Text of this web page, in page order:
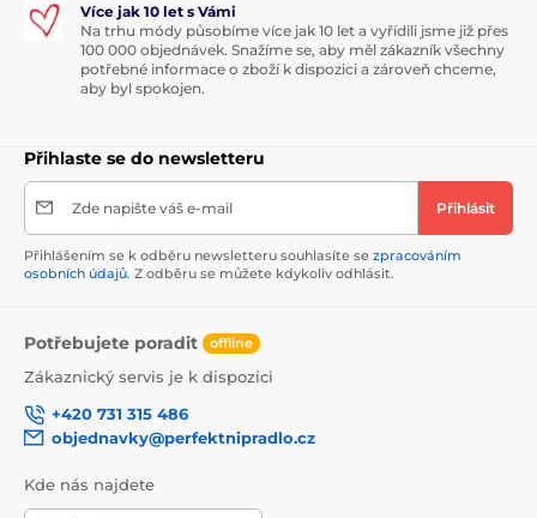
Více jak 10 let s Vámi
Na trhu módy působíme více jak 10 let a vyřídili jsme již přes
100 000 objednávek. Snažíme se, aby měl zákazník všechny
potřebné informace o zboží k dispozici a zároveň chceme,
aby byl spokojen.
Přihlaste se do newsletteru
Zde napište váš e-mail Přihlásit
Přihlášením se k odběru newsletteru souhlasíte se zpracováním
osobních údajů. Z odběru se můžete kdykoliv odhlásit.
Potřebujete poradit offline
Zákaznický servis je k dispozici
+420 731 315 486
objednavky@perfektnipradlo.cz
Kde nás najdete